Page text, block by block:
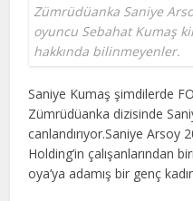
Zümrüdüanka Saniye
oyuncu Sebahat Kumaş
hakkında bilinmeyenler.
Saniye Kumaş şimdilerde
Zümrüdüanka dizisinde
canlandırıyor.Saniye Arsoy
Holding’in çalışanlarından
oya’ya adamış bir genç